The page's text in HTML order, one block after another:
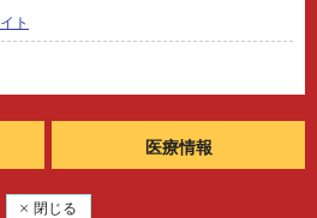
ト
医療情報
閉じる